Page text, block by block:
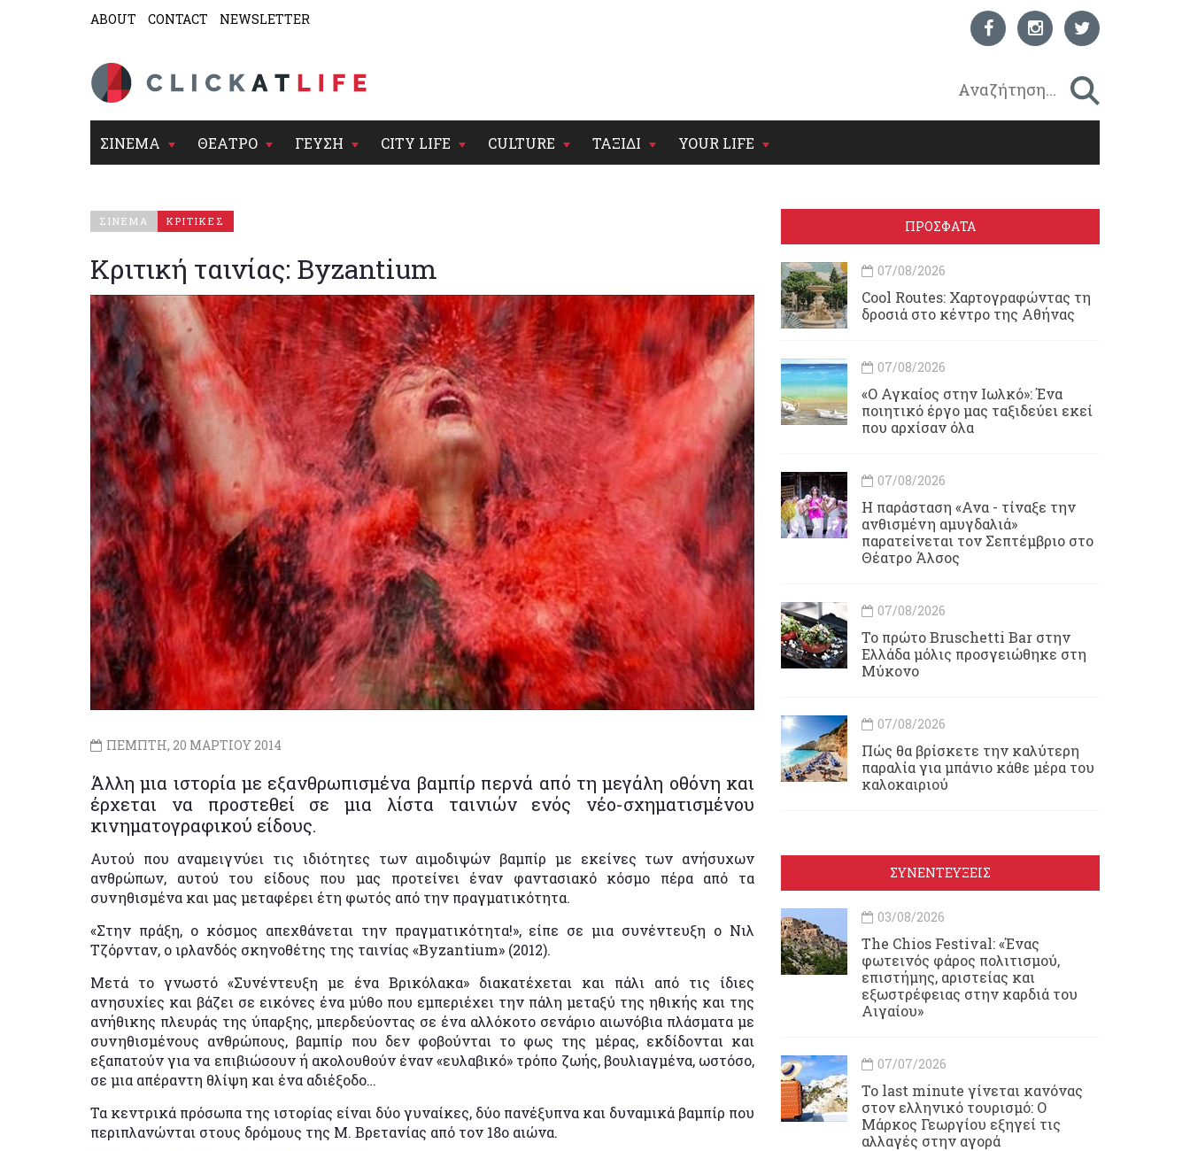
ABOUT CONTACT NEWSLETTER
ΣΙΝΕΜΑ ΘΕΑΤΡΟ ΓΕΥΣΗ CITY LIFE CULTURE ΤΑΞΙΔΙ YOUR LIFE
ΣΙΝΕΜΑ ΚΡΙΤΙΚΕΣ
Κριτική ταινίας: Byzantium
ΠΕΜΠΤΗ, 20 ΜΑΡΤΙΟΥ 2014
Άλλη μια ιστορία με εξανθρωπισμένα βαμπίρ περνά από τη μεγάλη οθόνη και
έρχεται να προστεθεί σε μια λίστα ταινιών ενός νέο-σχηματισμένου
κινηματογραφικού είδους.
Αυτού που αναμειγνύει τις ιδιότητες των αιμοδιψών βαμπίρ με εκείνες των ανήσυχων
ανθρώπων, αυτού του είδους που μας προτείνει έναν φαντασιακό κόσμο πέρα από τα
συνηθισμένα και μας μεταφέρει έτη φωτός από την πραγματικότητα.
«Στην πράξη, ο κόσμος απεχθάνεται την πραγματικότητα!», είπε σε μια συνέντευξη ο Νιλ
Τζόρνταν, ο ιρλανδός σκηνοθέτης της ταινίας «Byzantium» (2012).
Μετά το γνωστό «Συνέντευξη με ένα Βρικόλακα» διακατέχεται και πάλι από τις ίδιες
ανησυχίες και βάζει σε εικόνες ένα μύθο που εμπεριέχει την πάλη μεταξύ της ηθικής και της
ανήθικης πλευράς της ύπαρξης, μπερδεύοντας σε ένα αλλόκοτο σενάριο αιωνόβια πλάσματα με
συνηθισμένους ανθρώπους, βαμπίρ που δεν φοβούνται το φως της μέρας, εκδίδονται και
εξαπατούν για να επιβιώσουν ή ακολουθούν έναν «ευλαβικό» τρόπο ζωής, βουλιαγμένα, ωστόσο,
σε μια απέραντη θλίψη και ένα αδιέξοδο…
Τα κεντρικά πρόσωπα της ιστορίας είναι δύο γυναίκες, δύο πανέξυπνα και δυναμικά βαμπίρ που
περιπλανώνται στους δρόμους της Μ. Βρετανίας από τον 18ο αιώνα.
ΠΡΟΣΦΑΤΑ
07/08/2026
Cool Routes: Χαρτογραφώντας τη
δροσιά στο κέντρο της Αθήνας
07/08/2026
«Ο Αγκαίος στην Ιωλκό»: Ένα
ποιητικό έργο μας ταξιδεύει εκεί
που αρχίσαν όλα
07/08/2026
Η παράσταση «Ανα - τίναξε την
ανθισμένη αμυγδαλιά»
παρατείνεται τον Σεπτέμβριο στο
Θέατρο Άλσος
07/08/2026
Το πρώτο Bruschetti Bar στην
Ελλάδα μόλις προσγειώθηκε στη
Μύκονο
07/08/2026
Πώς θα βρίσκετε την καλύτερη
παραλία για μπάνιο κάθε μέρα του
καλοκαιριού
ΣΥΝΕΝΤΕΥΞΕΙΣ
03/08/2026
Τhe Chios Festival: «Ένας
φωτεινός φάρος πολιτισμού,
επιστήμης, αριστείας και
εξωστρέφειας στην καρδιά του
Αιγαίου»
07/07/2026
Το last minute γίνεται κανόνας
στον ελληνικό τουρισμό: Ο
Μάρκος Γεωργίου εξηγεί τις
αλλαγές στην αγορά